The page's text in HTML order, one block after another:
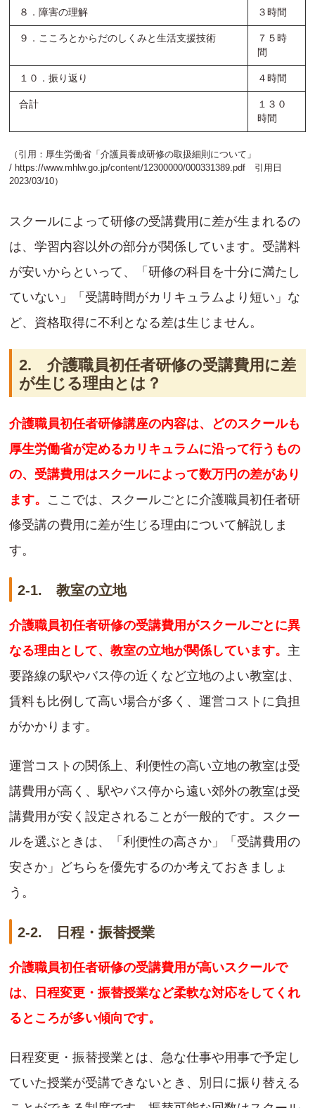
８．障害の理解 ３時間
９．こころとからだのしくみと生活支援技術
７５時
間
１０．振り返り ４時間
合計
１３０
時間
（引用：厚生労働省「介護員養成研修の取扱細則について」
/ https://www.mhlw.go.jp/content/12300000/000331389.pdf 引用日
2023/03/10）
スクールによって研修の受講費用に差が生まれるの
は、学習内容以外の部分が関係しています。受講料
が安いからといって、「研修の科目を十分に満たし
ていない」「受講時間がカリキュラムより短い」な
ど、資格取得に不利となる差は生じません。
2. 介護職員初任者研修の受講費用に差
が生じる理由とは？
介護職員初任者研修講座の内容は、どのスクールも
厚生労働省が定めるカリキュラムに沿って行うもの
の、受講費用はスクールによって数万円の差があり
ます。 ここでは、スクールごとに介護職員初任者研
修受講の費用に差が生じる理由について解説しま
す。
2-1. 教室の立地
介護職員初任者研修の受講費用がスクールごとに異
なる理由として、教室の立地が関係しています。 主
要路線の駅やバス停の近くなど立地のよい教室は、
賃料も比例して高い場合が多く、運営コストに負担
がかかります。
運営コストの関係上、利便性の高い立地の教室は受
講費用が高く、駅やバス停から遠い郊外の教室は受
講費用が安く設定されることが一般的です。スクー
ルを選ぶときは、「利便性の高さか」「受講費用の
安さか」どちらを優先するのか考えておきましょ
う。
2-2. 日程・振替授業
介護職員初任者研修の受講費用が高いスクールで
は、日程変更・振替授業など柔軟な対応をしてくれ
るところが多い傾向です。
日程変更・振替授業とは、急な仕事や用事で予定し
ていた授業が受講できないとき、別日に振り替える